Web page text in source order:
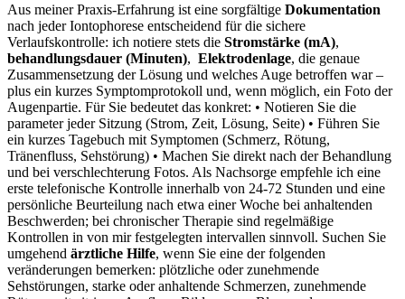
Aus meiner Praxis-Erfahrung ist eine sorgfältige Dokumentation
nach⁤ jeder Iontophorese entscheidend‍ für die sichere ​
Verlaufskontrolle: ich notiere ⁣stets die Stromstärke (mA),
behandlungsdauer ⁢(Minuten), ⁢ Elektrodenlage, die genaue
Zusammensetzung der Lösung und welches Auge betroffen war –
plus ein kurzes‍ Symptomprotokoll ⁢und, wenn ⁤möglich, ein Foto der
Augenpartie. Für Sie ⁤bedeutet das konkret: • ‍Notieren Sie die
parameter ‍jeder Sitzung (Strom,‍ Zeit, Lösung, Seite)​ • Führen‍ Sie
ein kurzes Tagebuch mit Symptomen (Schmerz, Rötung,
Tränenfluss, Sehstörung) • Machen Sie direkt‍ nach der Behandlung⁢
und bei verschlechterung Fotos. Als⁤ Nachsorge empfehle ich eine
erste telefonische Kontrolle innerhalb von 24-72⁢ Stunden und⁣ eine‌
persönliche Beurteilung nach etwa einer Woche bei anhaltenden
Beschwerden; bei⁤ chronischer Therapie sind regelmäßige​
Kontrollen in ⁣von mir festgelegten intervallen ‌sinnvoll. Suchen Sie
⁣umgehend ärztliche Hilfe,‌ wenn Sie⁣ eine der folgenden⁣
veränderungen bemerken: plötzliche oder zunehmende
⁢Sehstörungen, starke oder anhaltende Schmerzen, zunehmende